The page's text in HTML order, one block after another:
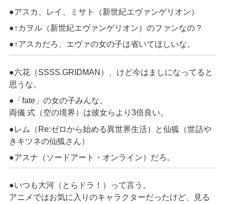
●アスカ、レイ、ミサト（新世紀エヴァンゲリオン）
●↑カヲル（新世紀エヴァンゲリオン）のファンなの？
●↑アスカだろ、エヴァの女の子は省いてほしいな。
●六花（SSSS.GRIDMAN）、けど今はましになってると
思うな。
●「fate」の女の子みんな。
両儀 式（空の境界）は彼女らより3倍良い。
●レム（Re:ゼロから始める異世界生活）と仙狐（世話や
きキツネの仙狐さん）
●アスナ（ソードアート・オンライン）だろ。
●いつも大河（とらドラ！）って言う。
アニメではお気に入りのキャラクターだったけど、見る